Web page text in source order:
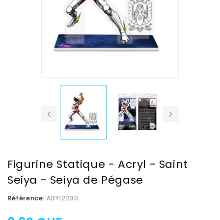
Figurine Statique - Acryl - Saint
Seiya - Seiya de Pégase
Référence: ABY12230